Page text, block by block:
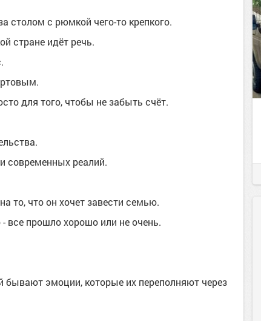
столом с рюмкой чего-то крепкого.
стране идёт речь.
для того, чтобы не забыть счёт.
современных реалий.
то, что он хочет завести семью.
все прошло хорошо или не очень.
бывают эмоции, которые их переполняют через